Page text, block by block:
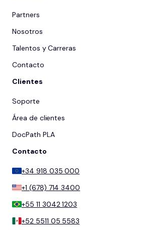
Partners
Nosotros
Talentos y Carreras
Contacto
Clientes
Soporte
Área de clientes
DocPath PLA
Contacto
+34 918 035 000
+1 (678) 714 3400
+55 11 3042 1203
+52 5511 05 5583